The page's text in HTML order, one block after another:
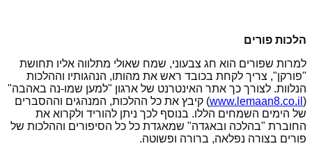
הלכות פורים
למרות שפורים הוא חג צבעוני, שמח שאולי מתלווה אליו תחושת
"פורקן", צריך לקחת בכובד ראש את מהותו, הנהגותיו וההלכות
הנלוות. לצורך כך אתר האינטרנט של ארגון "למען שמו-נה באהבה"
(
www.lemaan8.co.il) קיבץ את כל ההלכות, המנהגים וההסברים
של הימים השמחים הללו. בנוסף לכך ניתן להוריד ולקרוא את
החוברת "בהלכה ובאגדה" שמאגדת כל כל הסיפורים וההלכות של
פורים בצורה נפלאה, ברורה ופשוטה.